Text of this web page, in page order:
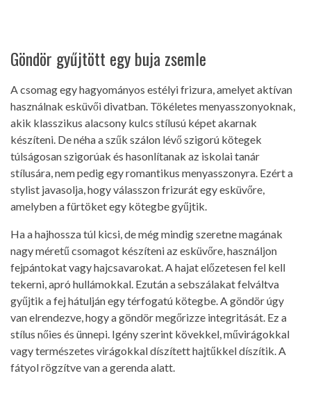
Göndör gyűjtött egy buja zsemle
A csomag egy hagyományos estélyi frizura, amelyet aktívan
használnak esküvői divatban. Tökéletes menyasszonyoknak,
akik klasszikus alacsony kulcs stílusú képet akarnak
készíteni. De néha a szűk szálon lévő szigorú kötegek
túlságosan szigorúak és hasonlítanak az iskolai tanár
stílusára, nem pedig egy romantikus menyasszonyra. Ezért a
stylist javasolja, hogy válasszon frizurát egy esküvőre,
amelyben a fürtöket egy kötegbe gyűjtik.
Ha a hajhossza túl kicsi, de még mindig szeretne magának
nagy méretű csomagot készíteni az esküvőre, használjon
fejpántokat vagy hajcsavarokat. A hajat előzetesen fel kell
tekerni, apró hullámokkal. Ezután a sebszálakat felváltva
gyűjtik a fej hátulján egy térfogatú kötegbe. A göndör úgy
van elrendezve, hogy a göndör megőrizze integritását. Ez a
stílus nőies és ünnepi. Igény szerint kövekkel, művirágokkal
vagy természetes virágokkal díszített hajtűkkel díszítik. A
fátyol rögzítve van a gerenda alatt.